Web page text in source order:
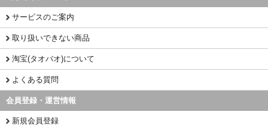
サービスのご案内
取り扱いできない商品
淘宝(タオバオ)について
よくある質問
会員登録・運営情報
新規会員登録